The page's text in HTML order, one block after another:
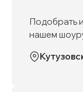
Подобрать
нашем